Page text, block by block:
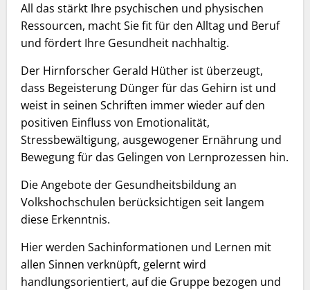
All das stärkt Ihre psychischen und physischen
Ressourcen, macht Sie fit für den Alltag und Beruf
und fördert Ihre Gesundheit nachhaltig.
Der Hirnforscher Gerald Hüther ist überzeugt,
dass Begeisterung Dünger für das Gehirn ist und
weist in seinen Schriften immer wieder auf den
positiven Einfluss von Emotionalität,
Stressbewältigung, ausgewogener Ernährung und
Bewegung für das Gelingen von Lernprozessen hin.
Die Angebote der Gesundheitsbildung an
Volkshochschulen berücksichtigen seit langem
diese Erkenntnis.
Hier werden Sachinformationen und Lernen mit
allen Sinnen verknüpft, gelernt wird
handlungsorientiert, auf die Gruppe bezogen und